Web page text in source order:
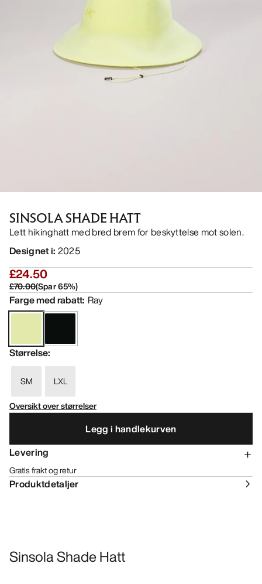
SINSOLA SHADE HATT
Lett hikinghatt med bred brem for beskyttelse mot solen.
Designet i: 2025
£24.50
£70.00(Spar65%)
Farge med rabatt: Ray
Størrelse:
SM
LXL
Oversikt over størrelser
Legg i handlekurven
Levering
Gratis frakt og retur
Produktdetaljer
Sinsola Shade Hatt